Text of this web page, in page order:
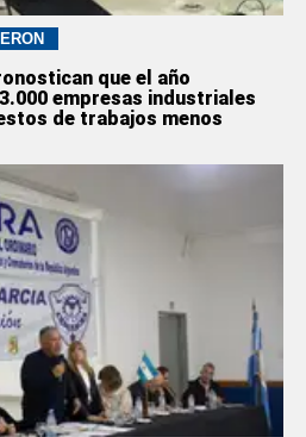
que el año
empresas industriales
de trabajos menos